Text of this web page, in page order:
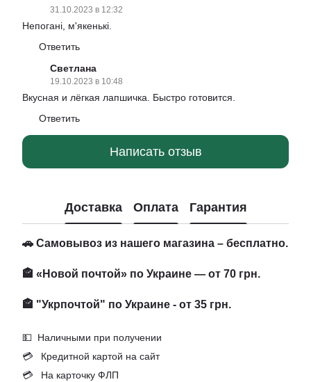
31.10.2023 в 12:32
Непогані, м'якенькі.
Ответить
Светлана
19.10.2023 в 10:48
Вкусная и лёгкая лапшичка. Быстро готовится.
Ответить
Написать отзыв
Доставка Оплата Гарантия
🚗 Самовывоз из нашего магазина – бесплатно.
🏤 «Новой почтой» по Украине — от 70 грн.
🏤 "Укрпочтой" по Украине - от 35 грн.
💵 Наличными при получении
💳 Кредитной картой на сайт
💳 На карточку ФЛП